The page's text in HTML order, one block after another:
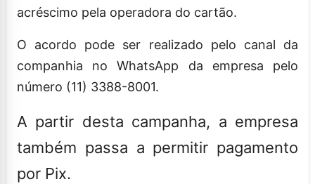
acréscimo pela operadora do cartão.
O acordo pode ser realizado pelo canal da
companhia no WhatsApp da empresa pelo
número (11) 3388-8001.
A partir desta campanha, a empresa
também passa a permitir pagamento
por Pix.